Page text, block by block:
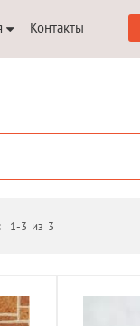
Контакты
1-3 из 3